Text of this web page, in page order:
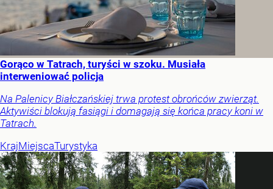
Gorąco w Tatrach, turyści w szoku. Musiała
interweniować policja
Na Palenicy Białczańskiej trwa protest obrońców zwierząt.
Aktywiści blokują fasiągi i domagają się końca pracy koni w
Tatrach.
KrajMiejscaTurystyka